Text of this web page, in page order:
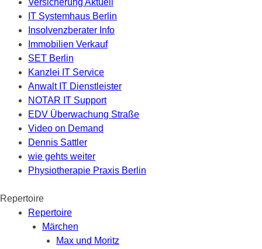
Versicherung Aktuell
IT Systemhaus Berlin
Insolvenzberater Info
Immobilien Verkauf
SET Berlin
Kanzlei IT Service
Anwalt IT Dienstleister
NOTAR IT Support
EDV Überwachung Straße
Video on Demand
Dennis Sattler
wie gehts weiter
Physiotherapie Praxis Berlin
Repertoire
Repertoire
Märchen
Max und Moritz